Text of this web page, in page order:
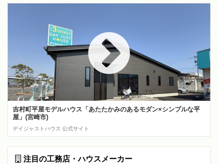
吉村町平屋モデルハウス「あたたかみのあるモダン×シンプルな平
屋」(宮崎市)
デイジャストハウス 公式サイト
注目の工務店・ハウスメーカー